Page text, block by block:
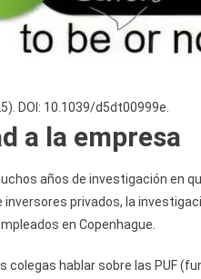
DOI: 10.1039/d5dt00999e.
a la empresa
años de investigación en
inversores privados, la
en Copenhague.
colegas hablar sobre las PUF